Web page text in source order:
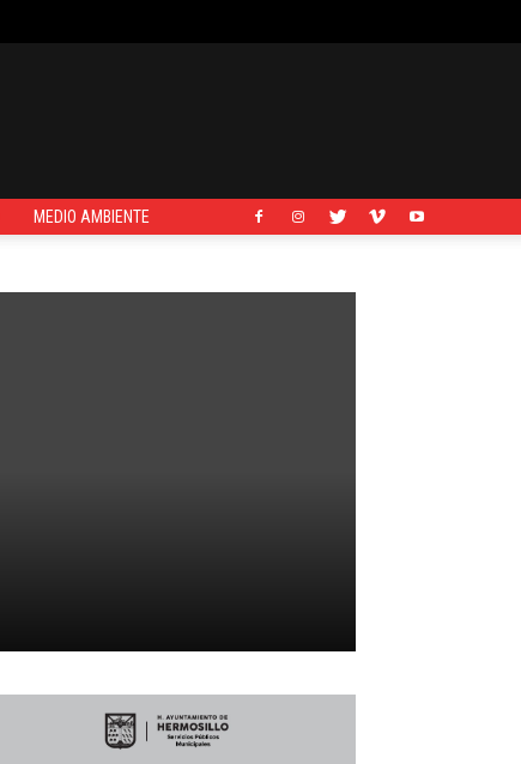
MEDIO AMBIENTE